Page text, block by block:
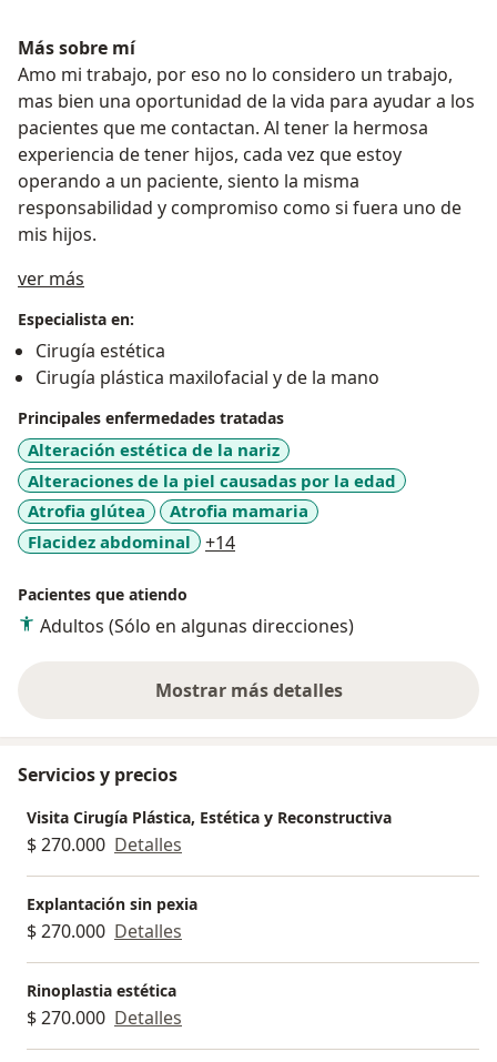
Más sobre mí
Amo mi trabajo, por eso no lo considero un trabajo,
mas bien una oportunidad de la vida para ayudar a los
pacientes que me contactan. Al tener la hermosa
experiencia de tener hijos, cada vez que estoy
operando a un paciente, siento la misma
responsabilidad y compromiso como si fuera uno de
mis hijos.
ver más
Especialista en:
Cirugía estética
Cirugía plástica maxilofacial y de la mano
Principales enfermedades tratadas
Alteración estética de la nariz
Alteraciones de la piel causadas por la edad
Atrofia glútea
Atrofia mamaria
Flacidez abdominal
+14a11y_sr_more_diseases
Pacientes que atiendo
Adultos (Sólo en algunas direcciones)
Mostrar más detalles
sobre la experiencia
Servicios y precios
Visita Cirugía Plástica, Estética y Reconstructiva
$ 270.000 Detalles
Explantación sin pexia
$ 270.000 Detalles
Rinoplastia estética
$ 270.000 Detalles